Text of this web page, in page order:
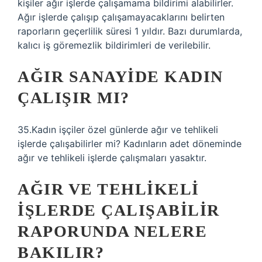
kişiler ağır işlerde çalışamama bildirimi alabilirler.
Ağır işlerde çalışıp çalışamayacaklarını belirten
raporların geçerlilik süresi 1 yıldır. Bazı durumlarda,
kalıcı iş göremezlik bildirimleri de verilebilir.
AĞIR SANAYIDE KADIN
ÇALIŞIR MI?
35.Kadın işçiler özel günlerde ağır ve tehlikeli
işlerde çalışabilirler mi? Kadınların adet döneminde
ağır ve tehlikeli işlerde çalışmaları yasaktır.
AĞIR VE TEHLIKELI
IŞLERDE ÇALIŞABILIR
RAPORUNDA NELERE
BAKILIR?